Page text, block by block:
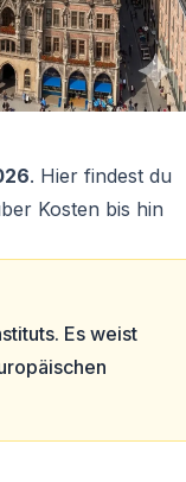
. Hier findest du
Kosten bis hin
Es weist